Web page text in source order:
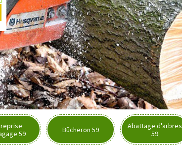
59
Bûcheron 59
Abattage d'arbres
59